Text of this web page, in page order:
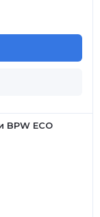
BPW ECO